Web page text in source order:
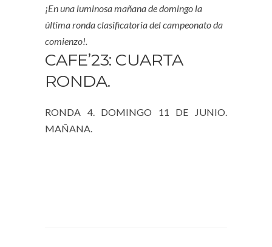
¡En una luminosa mañana de domingo la
última ronda clasificatoria del campeonato da
comienzo!.
CAFE’23: CUARTA
RONDA.
RONDA 4. DOMINGO 11 DE JUNIO.
MAÑANA.